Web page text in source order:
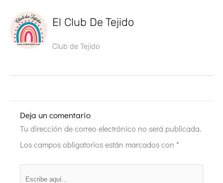
El Club De Tejido
Club de Tejido
Deja un comentario
Tu dirección de correo electrónico no será publicada.
Los campos obligatorios están marcados con *